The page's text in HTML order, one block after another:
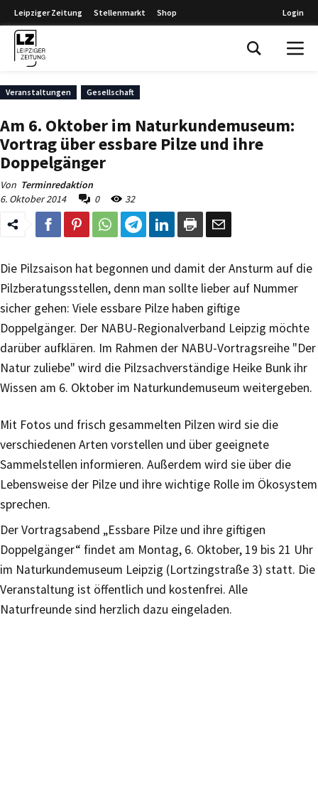
Leipziger Zeitung Stellenmarkt Shop Login
Veranstaltungen Gesellschaft
Am 6. Oktober im Naturkundemuseum:
Vortrag über essbare Pilze und ihre
Doppelgänger
Von Terminredaktion
6. Oktober 2014
0 32
Die Pilzsaison hat begonnen und damit der Ansturm auf die
Pilzberatungsstellen, denn man sollte lieber auf Nummer
sicher gehen: Viele essbare Pilze haben giftige
Doppelgänger. Der NABU-Regionalverband Leipzig möchte
darüber aufklären. Im Rahmen der NABU-Vortragsreihe "Der
Natur zuliebe" wird die Pilzsachverständige Heike Bunk ihr
Wissen am 6. Oktober im Naturkundemuseum weitergeben.
Mit Fotos und frisch gesammelten Pilzen wird sie die
verschiedenen Arten vorstellen und über geeignete
Sammelstellen informieren. Außerdem wird sie über die
Lebensweise der Pilze und ihre wichtige Rolle im Ökosystem
sprechen.
Der Vortragsabend „Essbare Pilze und ihre giftigen
Doppelgänger“ findet am Montag, 6. Oktober, 19 bis 21 Uhr
im Naturkundemuseum Leipzig (Lortzingstraße 3) statt. Die
Veranstaltung ist öffentlich und kostenfrei. Alle
Naturfreunde sind herzlich dazu eingeladen.